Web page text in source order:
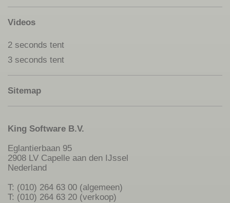
Videos
2 seconds tent
3 seconds tent
Sitemap
King Software B.V.
Eglantierbaan 95
2908 LV Capelle aan den IJssel
Nederland
T: (010) 264 63 00 (algemeen)
T: (010) 264 63 20 (verkoop)